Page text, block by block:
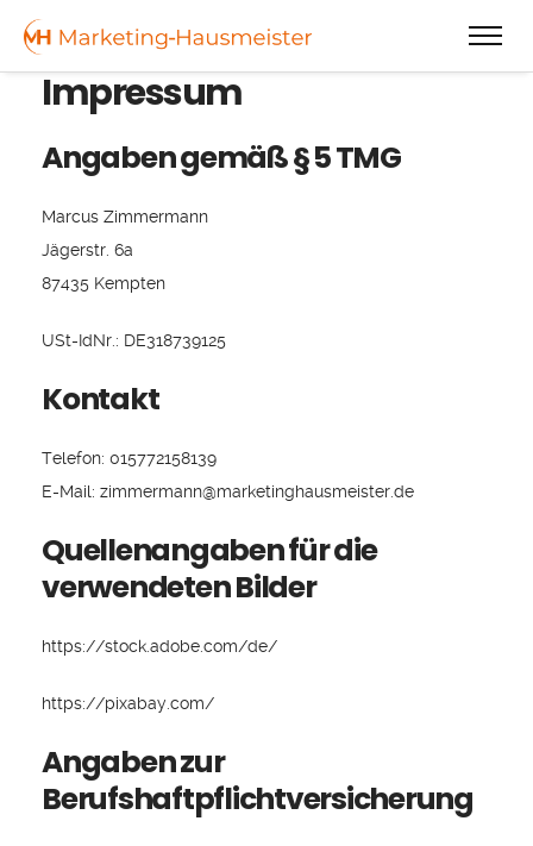
Impressum
Angaben gemäß § 5 TMG
Marcus Zimmermann
Jägerstr. 6a
87435 Kempten
USt-IdNr.: DE318739125
Kontakt
Telefon: 015772158139
E-Mail: zimmermann@marketinghausmeister.de
Quellenangaben für die
verwendeten Bilder
https://stock.adobe.com/de/
https://pixabay.com/
Angaben zur
Berufshaftpflichtversicherung